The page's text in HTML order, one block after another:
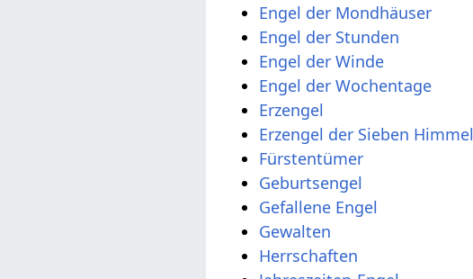
Engel der Mondhäuser
Engel der Stunden
Engel der Winde
Engel der Wochentage
Erzengel
Erzengel der Sieben Himmel
Fürstentümer
Geburtsengel
Gefallene Engel
Gewalten
Herrschaften